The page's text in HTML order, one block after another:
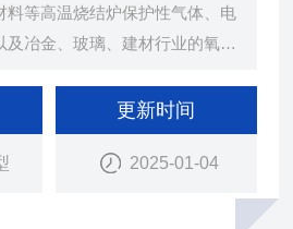
等高温烧结炉保护性气体、电
及冶金、玻璃、建材行业的氧含
更新时间
2025-01-04